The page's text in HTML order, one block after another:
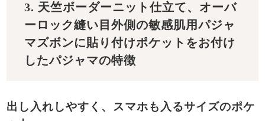
3. 天竺ボーダーニット仕立て、オーバ
ーロック縫い目外側の敏感肌用パジャ
マズボンに貼り付けポケットをお付け
したパジャマの特徴
出し入れしやすく、スマホも入るサイズのポケ